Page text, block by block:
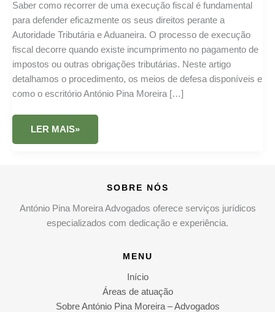
Saber como recorrer de uma execução fiscal é fundamental
para defender eficazmente os seus direitos perante a
Autoridade Tributária e Aduaneira. O processo de execução
fiscal decorre quando existe incumprimento no pagamento de
impostos ou outras obrigações tributárias. Neste artigo
detalhamos o procedimento, os meios de defesa disponíveis e
como o escritório António Pina Moreira […]
COMO
DE
LER MAIS»
SOBRE NÓS
António Pina Moreira Advogados oferece serviços jurídicos
especializados com dedicação e experiência.
MENU
Início
Áreas de atuação
Sobre António Pina Moreira – Advogados